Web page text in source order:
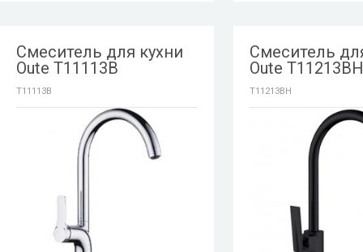
Смеситель для кухни
Oute T11113B
T11113B
Смеситель
Oute T11213BH
T11213BH